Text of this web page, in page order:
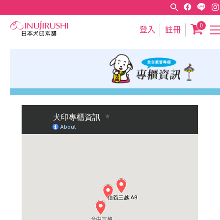
登入 註冊
0